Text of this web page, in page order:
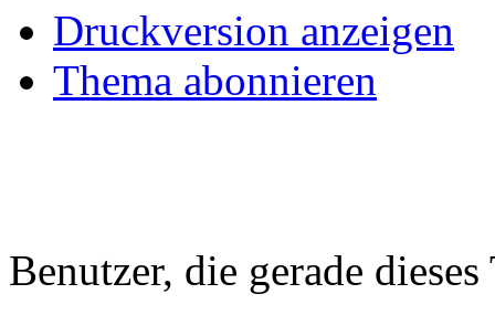
Druckversion anzeigen
Thema abonnieren
Benutzer, die gerade